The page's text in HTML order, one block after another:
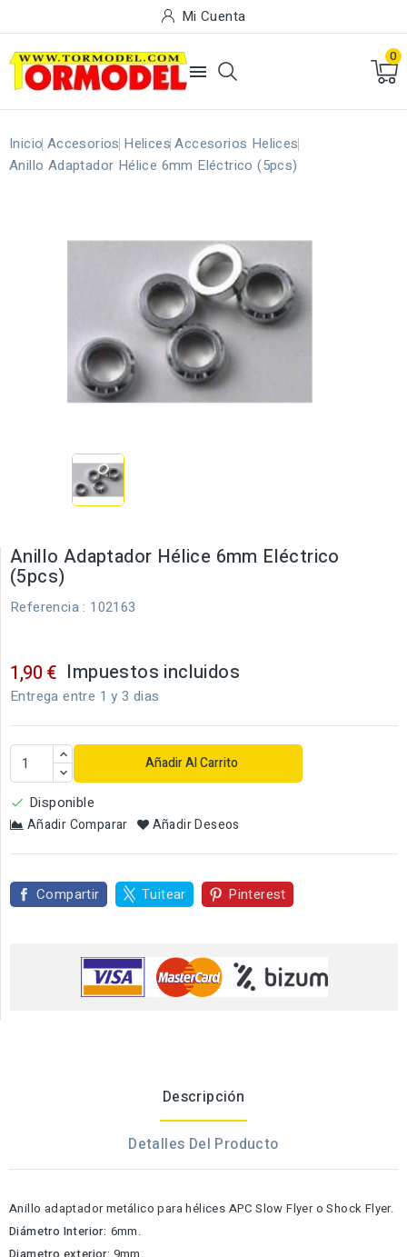
Mi Cuenta

0
Inicio Accesorios Helices Accesorios Helices
Anillo Adaptador Hélice 6mm Eléctrico (5pcs)
Anillo Adaptador Hélice 6mm Eléctrico
(5pcs)
Referencia : 102163
1,90 € Impuestos incluidos
Entrega entre 1 y 3 dias
Añadir Al Carrito
 Disponible
Añadir Comparar Añadir Deseos
Compartir Tuitear Pinterest
Descripción
Detalles Del Producto
Anillo adaptador metálico para hélices APC Slow Flyer o Shock Flyer.
Diámetro Interior: 6mm.